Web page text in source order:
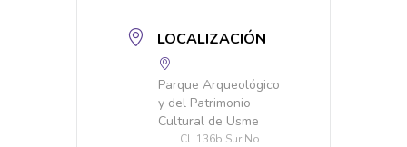
LOCALIZACIÓN
Parque Arqueológico
y del Patrimonio
Cultural de Usme
Cl. 136b Sur No.